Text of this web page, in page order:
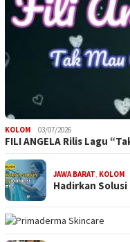
KOLOM 03/07/2026
FILI ANGELA Rilis Lagu
JAWA BARAT, KOLOM
Hadirkan